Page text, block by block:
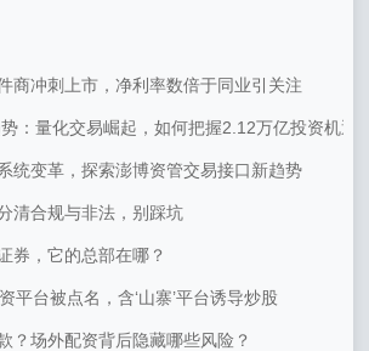
商冲刺上市，净利率数倍于同业引关注
：量化交易崛起，如何把握2.12万亿投资机遇
统变革，探索澎博资管交易接口新趋势
清合规与非法，别踩坑
券，它的总部在哪？
平台被点名，含‘山寨’平台诱导炒股
？场外配资背后隐藏哪些风险？